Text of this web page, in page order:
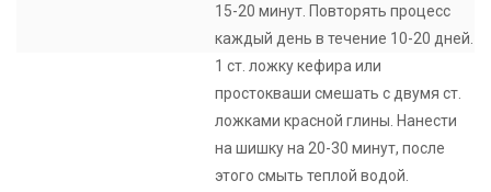
15-20 минут. Повторять процесс
каждый день в течение 10-20 дней.
1 ст. ложку кефира или
простокваши смешать с двумя ст.
ложками красной глины. Нанести
на шишку на 20-30 минут, после
этого смыть теплой водой.